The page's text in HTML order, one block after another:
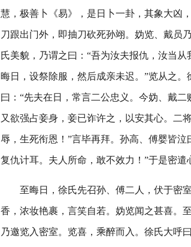
慧，极善卜《易》，是日卜一卦，其象大凶
刀跟出门外，即抽刀砍死孙翊。妫览、戴员
氏美貌，乃谓之曰：“吾为汝夫报仇，汝当
晦日，设祭除服，然后成亲未迟。”览从之
曰：“先夫在日，常言二公忠义。今妫、戴
又欲强占妾身，妾已诈许之，以安其心。二
辱，生死衔恩！”言毕再拜。孙高、傅婴皆
复仇计耳。夫人所命，敢不效力！”于是密遣
至晦日，徐氏先召孙、傅二人，伏于密
香，浓妆艳裹，言笑自若。妫览闻之甚喜。
乃邀览入密室。览喜，乘醉而入。徐氏大呼